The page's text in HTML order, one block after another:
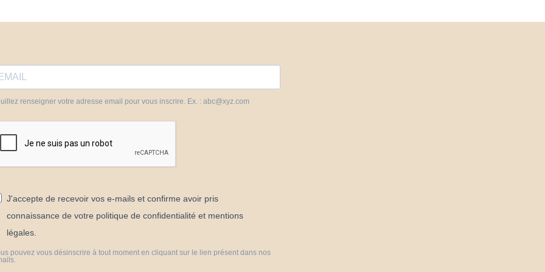
renseigner votre adresse email pour vous inscrire. Ex. : abc@xyz.com
J'accepte de recevoir vos e-mails et confirme avoir pris
connaissance de votre politique de confidentialité et mentions
légales.
pouvez vous désinscrire à tout moment en cliquant sur le lien présent dans nos